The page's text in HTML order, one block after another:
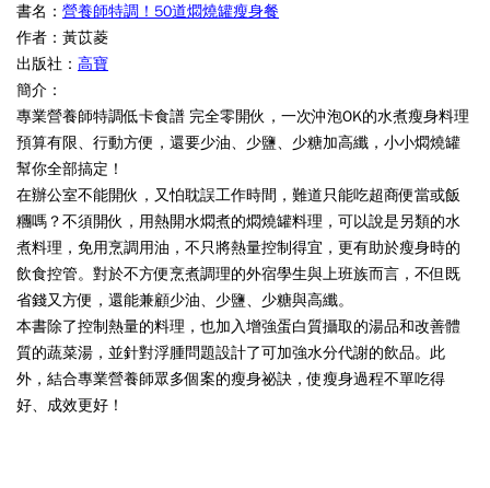
書名： 營養師特調！50道燜燒罐瘦身餐
作者：黃苡菱
出版社： 高寶
簡介：
專業營養師特調低卡食譜 完全零開伙，一次沖泡OK的水煮瘦身料理
預算有限、行動方便，還要少油、少鹽、少糖加高纖，小小燜燒罐
幫你全部搞定！
在辦公室不能開伙，又怕耽誤工作時間，難道只能吃超商便當或飯
糰嗎？不須開伙，用熱開水燜煮的燜燒罐料理，可以說是另類的水
煮料理，免用烹調用油，不只將熱量控制得宜，更有助於瘦身時的
飲食控管。對於不方便烹煮調理的外宿學生與上班族而言，不但既
省錢又方便，還能兼顧少油、少鹽、少糖與高纖。
本書除了控制熱量的料理，也加入增強蛋白質攝取的湯品和改善體
質的蔬菜湯，並針對浮腫問題設計了可加強水分代謝的飲品。此
外，結合專業營養師眾多個案的瘦身祕訣，使瘦身過程不單吃得
好、成效更好！